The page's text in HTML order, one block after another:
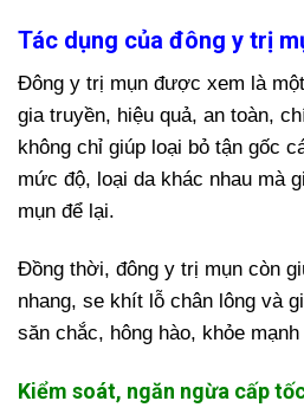
Tác dụng của đông y trị
Đông y trị mụn được xem là
gia truyền, hiệu quả, an toàn,
không chỉ giúp loại bỏ tận gốc
mức độ, loại da khác nhau mà
mụn để lại.
Đồng thời, đông y trị mụn còn
nhang, se khít lỗ chân lông và
săn chắc, hông hào, khỏe
Kiểm soát, ngăn ngừa cấp